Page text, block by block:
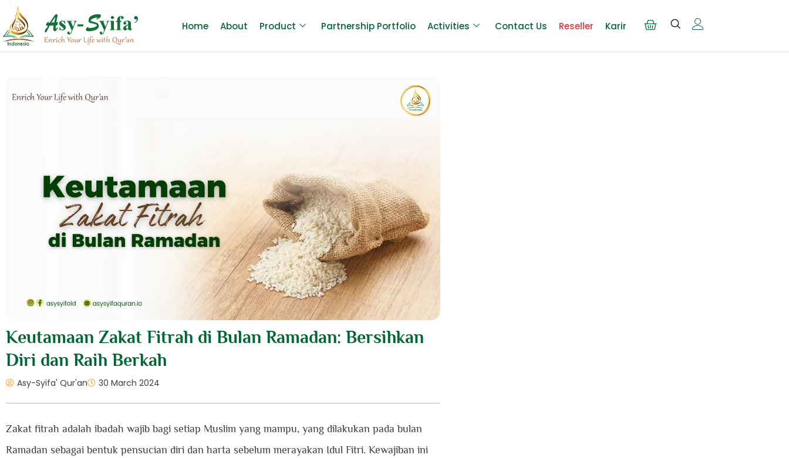
Home About Product Partnership Portfolio Activities Contact Us Reseller Karir
Keutamaan Zakat Fitrah di Bulan Ramadan: Bersihkan
Diri dan Raih Berkah
Asy-Syifa' Qur'an 30 March 2024
Zakat fitrah adalah ibadah wajib bagi setiap Muslim yang mampu, yang dilakukan pada bulan
Ramadan sebagai bentuk pensucian diri dan harta sebelum merayakan Idul Fitri. Kewajiban ini